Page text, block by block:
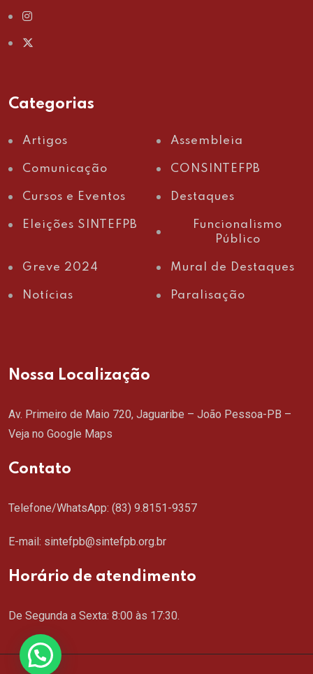
Categorias
Artigos Assembleia
Comunicação CONSINTEFPB
Cursos e Eventos Destaques
Eleições SINTEFPB
Funcionalismo
Público
Greve 2024 Mural de Destaques
Notícias Paralisação
Nossa Localização
Av. Primeiro de Maio 720, Jaguaribe – João Pessoa-PB –
Veja no Google Maps
Contato
Telefone/WhatsApp: (83) 9.8151-9357
E-mail: sintefpb@sintefpb.org.br
Horário de atendimento
De Segunda a Sexta: 8:00 às 17:30.